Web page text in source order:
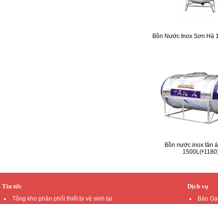
Bồn Nước Inox Sơn Hà
Bồn nước inox tân
Tin tức
Tổng kho phân phối thiết bị vệ sinh tại
Dịch vụ
Bán